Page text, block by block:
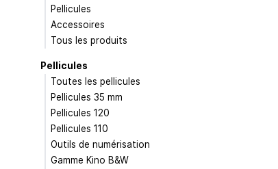
Pellicules
Accessoires
Tous les produits
Pellicules
Toutes les pellicules
Pellicules 35 mm
Pellicules 120
Pellicules 110
Outils de numérisation
Gamme Kino B&W